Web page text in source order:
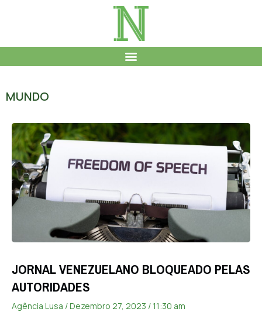
MUNDO
JORNAL VENEZUELANO BLOQUEADO PELAS
AUTORIDADES
Agência Lusa Dezembro 27, 2023 11:30 am